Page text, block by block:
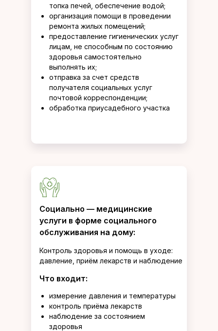
топка печей, обеспечение водой;
организация помощи в проведении
ремонта жилых помещений;
предоставление гигиенических услуг
лицам, не способным по состоянию
здоровья самостоятельно
выполнять их;
отправка за счет средств
получателя социальных услуг
почтовой корреспонденции;
обработка приусадебного участка
Социально — медицинские
услуги в форме социального
обслуживания на дому:
Контроль здоровья и помощь в уходе:
давление, приём лекарств и наблюдение
Что входит:
измерение давления и температуры
контроль приёма лекарств
наблюдение за состоянием
здоровья